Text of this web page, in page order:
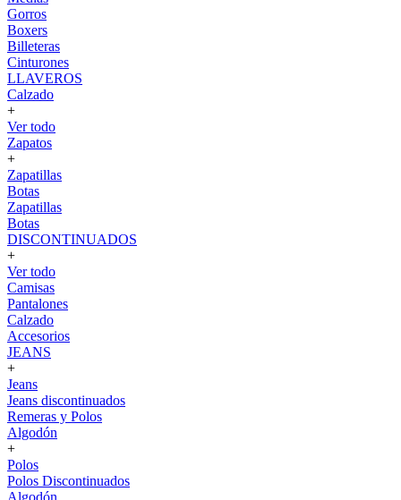
Gorros
Boxers
Billeteras
Cinturones
LLAVEROS
Calzado
+
Ver todo
Zapatos
+
Zapatillas
Botas
Zapatillas
Botas
DISCONTINUADOS
+
Ver todo
Camisas
Pantalones
Calzado
Accesorios
JEANS
+
Jeans
Jeans discontinuados
Remeras y Polos
Algodón
+
Polos
Polos Discontinuados
Algodón